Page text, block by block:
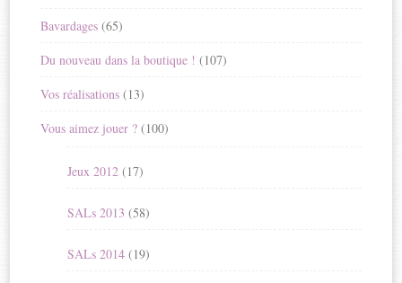
Bavardages (65)
Du nouveau dans la boutique ! (107)
Vos réalisations (13)
Vous aimez jouer ? (100)
Jeux 2012 (17)
SALs 2013 (58)
SALs 2014 (19)